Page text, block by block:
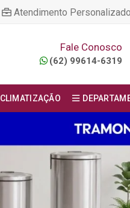
Atendimento Personalizado
Fale Conosco
(62) 99614-6319
CLIMATIZAÇÃO